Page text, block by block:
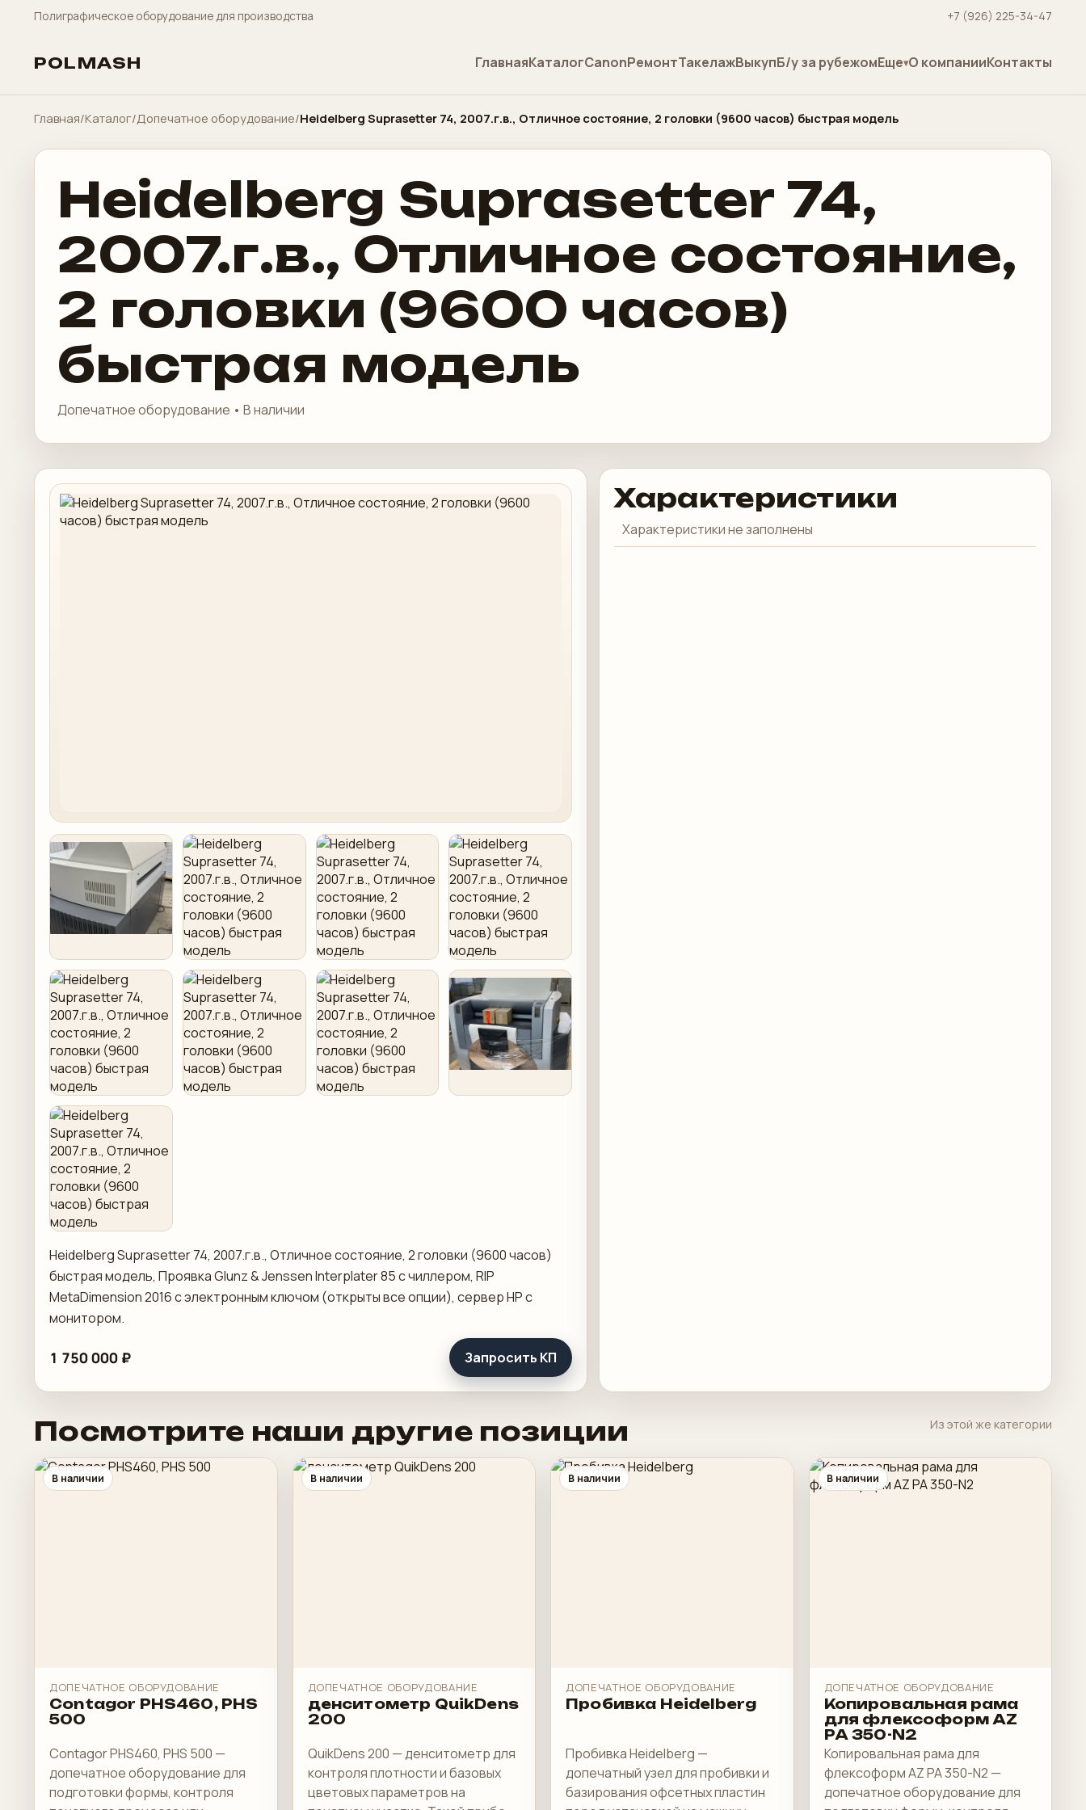
Полиграфическое оборудование для производства +7 (926) 225-34-47
POLMASH ГлавнаяКаталогCanonРемонтТакелажВыкупБ/у за рубежомЕще О компанииКонтакты
Главная/Каталог/Допечатное оборудование/Heidelberg Suprasetter 74, 2007.г.в., Отличное состояние, 2 головки (9600 часов) быстрая модель
Heidelberg Suprasetter 74,
2007.г.в., Отличное состояние,
2 головки (9600 часов)
быстрая модель
Допечатное оборудование • В наличии
Heidelberg Suprasetter 74, 2007.г.в., Отличное состояние, 2 головки (9600 часов)
быстрая модель, Проявка Glunz & Jenssen Interplater 85 с чиллером, RIP
MetaDimension 2016 с электронным ключом (открыты все опции), сервер HP с
монитором.
1 750 000 ₽ Запросить КП
Характеристики
Характеристики не заполнены
Посмотрите наши другие позиции Из этой же категории
В наличии
ДОПЕЧАТНОЕ ОБОРУДОВАНИЕ
Contagor PHS460, PHS
500
Contagor PHS460, PHS 500 —
допечатное оборудование для
подготовки формы, контроля
В наличии
ДОПЕЧАТНОЕ ОБОРУДОВАНИЕ
денситометр QuikDens
200
QuikDens 200 — денситометр для
контроля плотности и базовых
цветовых параметров на
В наличии
ДОПЕЧАТНОЕ ОБОРУДОВАНИЕ
Пробивка Heidelberg
Пробивка Heidelberg —
допечатный узел для пробивки и
базирования офсетных пластин
В наличии
ДОПЕЧАТНОЕ ОБОРУДОВАНИЕ
Копировальная рама
для флексоформ AZ
PA 350-N2
Копировальная рама для
флексоформ AZ PA 350-N2 —
допечатное оборудование для